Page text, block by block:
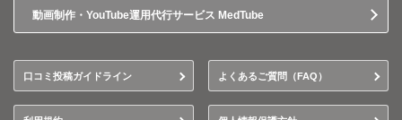
動画制作・YouTube運用代行サービス MedTube
口コミ投稿ガイドライン よくあるご質問（FAQ）